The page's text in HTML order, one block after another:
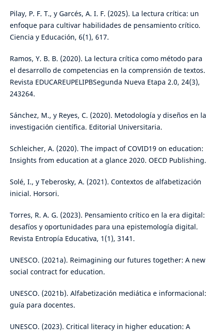
Pilay, P. F. T., y Garcés, A. I. F. (2025). La lectura crítica: un
enfoque para cultivar habilidades de pensamiento crítico.
Ciencia y Educación, 6(1), 617.
Ramos, Y. B. B. (2020). La lectura crítica como método para
el desarrollo de competencias en la comprensión de textos.
Revista EDUCAREUPELIPBSegunda Nueva Etapa 2.0, 24(3),
243264.
Sánchez, M., y Reyes, C. (2020). Metodología y diseños en la
investigación científica. Editorial Universitaria.
Schleicher, A. (2020). The impact of COVID19 on education:
Insights from education at a glance 2020. OECD Publishing.
Solé, I., y Teberosky, A. (2021). Contextos de alfabetización
inicial. Horsori.
Torres, R. A. G. (2023). Pensamiento crítico en la era digital:
desafíos y oportunidades para una epistemología digital.
Revista Entropía Educativa, 1(1), 3141.
UNESCO. (2021a). Reimagining our futures together: A new
social contract for education.
UNESCO. (2021b). Alfabetización mediática e informacional:
guía para docentes.
UNESCO. (2023). Critical literacy in higher education: A